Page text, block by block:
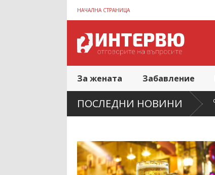
НАЧАЛНА СТРАНИЦА
За жената Забавление
ПОСЛЕДНИ НОВИНИ
на жилището влияе върху сложността на почистването след